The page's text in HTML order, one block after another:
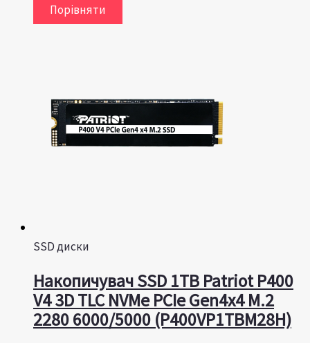
Порівняти
SSD диски
Накопичувач SSD 1TB Patriot P400
V4 3D TLC NVMe PCIe Gen4x4 M.2
2280 6000/5000 (P400VP1TBM28H)